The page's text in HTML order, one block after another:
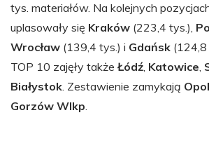
tys. materiałów. Na kolejnych
uplasowały się Kraków (223,4 tys.),
Wrocław (139,4 tys.) i Gdańsk
TOP 10 zajęły także Łódź, Katowice,
Białystok. Zestawienie zamykają
Gorzów Wlkp.